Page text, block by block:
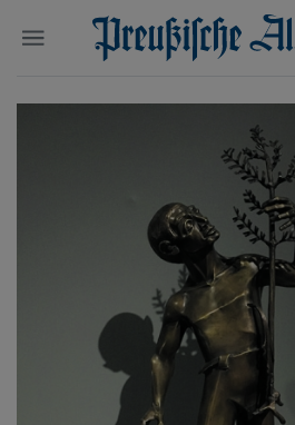
Kultur
Wirtschaft
Panorama
Leben
Geschichte
Pommern
Berlin-
Schlesien
Danzig und
Bücher